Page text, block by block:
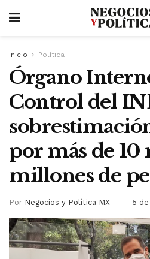
Inicio Política
Órgano
Control del
por más de
millones de
Por Negocios y Política MX 5